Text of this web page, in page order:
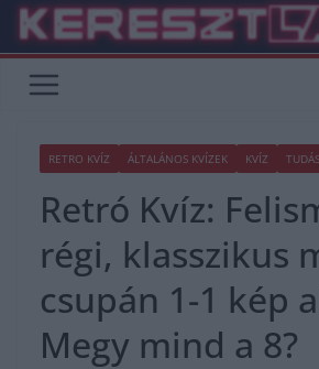
Skip
content
RETRO KVÍZ ÁLTALÁNOS KVÍZEK KVÍZ
Retró Kvíz:
régi, klasszikus
csupán 1-1 kép
Megy mind a 8?